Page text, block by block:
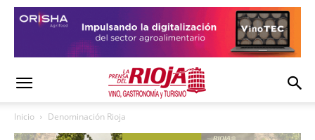
Inicio Denominación Rioja